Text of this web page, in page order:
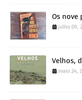
Os nove
julho 09,
Velhos,
maio 24,